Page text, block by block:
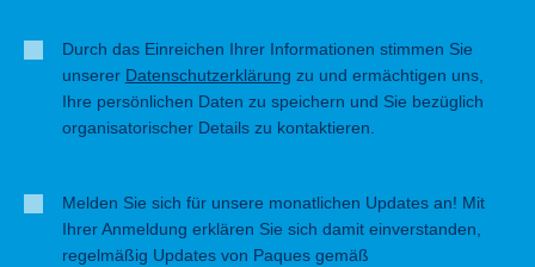
Durch das Einreichen Ihrer Informationen stimmen Sie
unserer Datenschutzerklärung zu und ermächtigen uns,
Ihre persönlichen Daten zu speichern und Sie bezüglich
organisatorischer Details zu kontaktieren.
Melden Sie sich für unsere monatlichen Updates an! Mit
Ihrer Anmeldung erklären Sie sich damit einverstanden,
regelmäßig Updates von Paques gemäß